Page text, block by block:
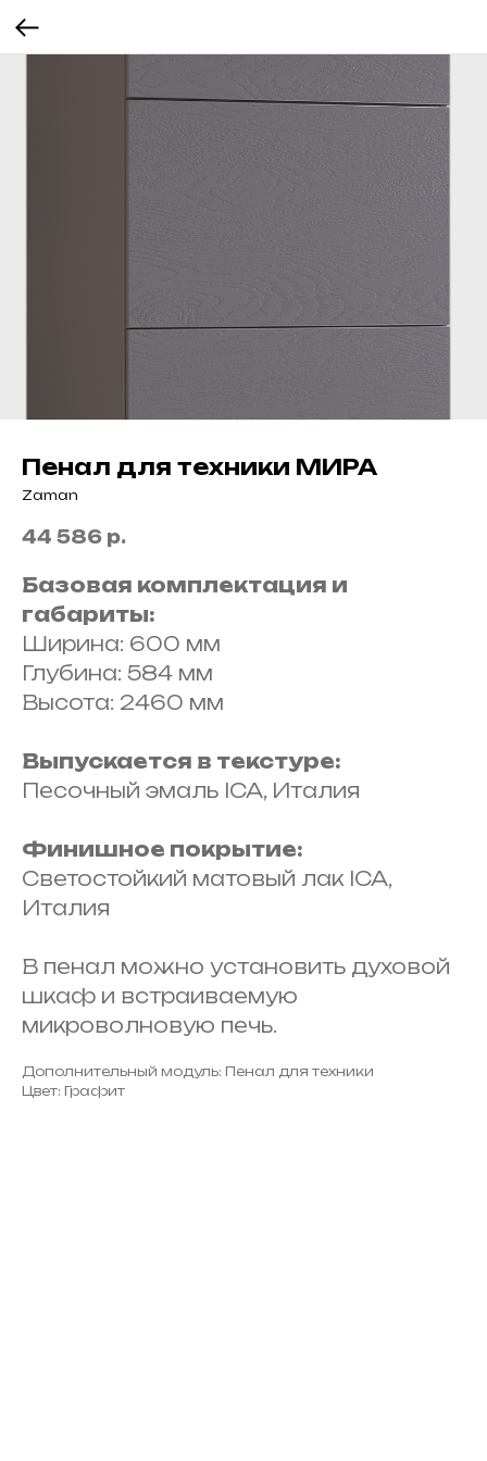
Пенал для техники МИРА
Zaman
44 586 р.
Базовая комплектация и
габариты:
Ширина: 600 мм
Глубина: 584 мм
Высота: 2460 мм
Выпускается в текстуре:
Песочный эмаль ICA, Италия
Финишное покрытие:
Светостойкий матовый лак ICA,
Италия
В пенал можно установить духовой
шкаф и встраиваемую
микроволновую печь.
Дополнительный модуль: Пенал для техники
Цвет: Графит